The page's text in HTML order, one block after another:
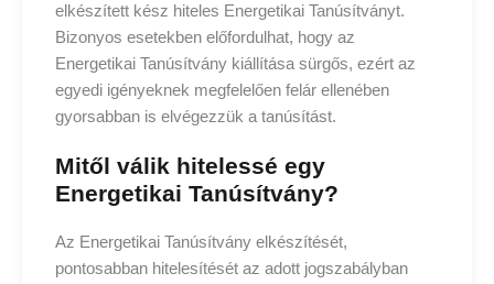
elkészített kész hiteles Energetikai Tanúsítványt.
Bizonyos esetekben előfordulhat, hogy az
Energetikai Tanúsítvány kiállítása sürgős, ezért az
egyedi igényeknek megfelelően felár ellenében
gyorsabban is elvégezzük a tanúsítást.
Mitől válik hitelessé egy
Energetikai Tanúsítvány?
Az Energetikai Tanúsítvány elkészítését,
pontosabban hitelesítését az adott jogszabályban